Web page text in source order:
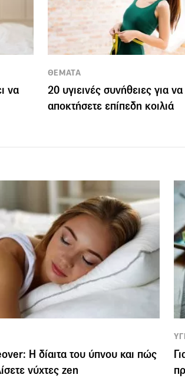
να
ΘΕΜΑΤΑ
20 υγιεινές συνήθειες για να
αποκτήσετε επίπεδη κοιλιά
Η δίαιτα του ύπνου και πώς
νύχτες zen